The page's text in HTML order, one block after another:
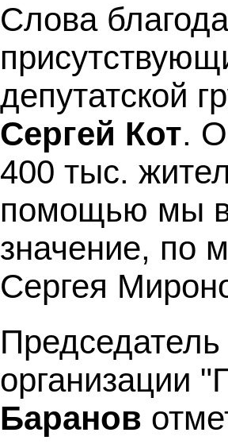
Слова
депутатской
Сергей Кот.
400 тыс.
помощью мы
значение, по
Сергея
организации
Баранов